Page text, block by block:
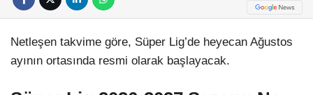
Netleşen takvime göre, Süper Lig’de heyecan Ağustos
ayının ortasında resmi olarak başlayacak.